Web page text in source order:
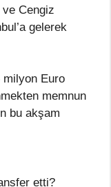
ve Cengiz
gelerek
milyon Euro
memnun
bu akşam
etti?